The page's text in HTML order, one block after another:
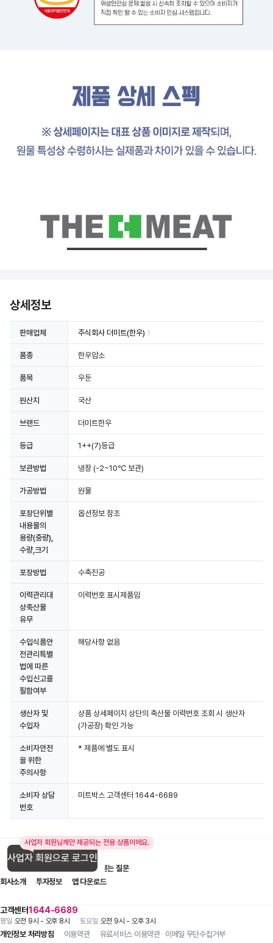
상세정보 더보기
상세정보
판매업체 주식회사 더미트(한우)
품종 한우암소
품목 우둔
원산지 국산
브랜드 더미트한우
등급 1++(7)등급
보관방법 냉장 (-2~10℃ 보관)
가공방법 원물
포장단위별
내용물의
용량(중량),
수량,크기
옵션정보 참조
포장방법 수축진공
이력관리대
상축산물
유무
이력번호 표시제품임
수입식품안
전관리특별
법에 따른
수입신고를
필함여부
해당사항 없음
생산자 및
수입자
상품 상세페이지 상단의 축산물 이력번호 조회 시 생산자
(가공장) 확인 가능
소비자안전
을 위한
주의사항
* 제품에 별도 표시
소비자 상담
번호
미트박스 고객센터 1644-6689
사업자 회원님께만 제공되는 전용 상품이에요.
사업자 회원으로 로그인
고객센터1644-6689
평일 오전 9시 - 오후 8시 토요일 오전 9시 - 오후 3시
입점 제휴 문의
자주 묻는 질문
회사소개
투자정보 앱 다운로드
개인정보 처리방침 이용약관 유료서비스 이용약관 이메일 무단수집거부